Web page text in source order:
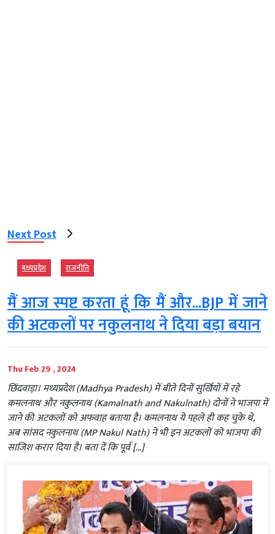
Next Post
मध्‍यप्रदेश राजनीति
मैं आज स्पष्ट करता हूं कि मैं और...BJP में जाने
की अटकलों पर नकुलनाथ ने दिया बड़ा बयान
Thu Feb 29 , 2024
छिंदवाड़ा। मध्यप्रदेश (Madhya Pradesh) में बीते दिनों सुर्खियों में रहे
कमलनाथ और नकुलनाथ (Kamalnath and Nakulnath) दोनों ने भाजपा में
जाने की अटकलों को अफवाह बताया है। कमलनाथ ये पहले ही कह चुके थे,
अब सांसद नकुलनाथ (MP Nakul Nath) ने भी इन अटकलों को भाजपा की
साजिश करार दिया है। बता दें कि पूर्व […]